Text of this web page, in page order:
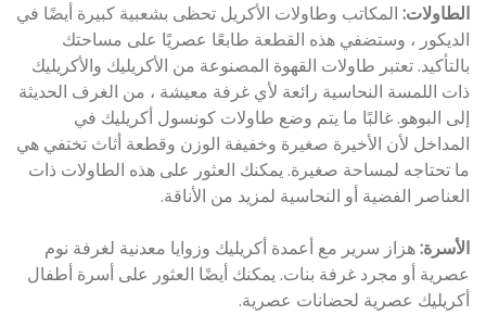
الطاولات: المكاتب وطاولات الأكريل تحظى بشعبية كبيرة أيضًا في
الديكور ، وستضفي هذه القطعة طابعًا عصريًا على مساحتك
بالتأكيد. تعتبر طاولات القهوة المصنوعة من الأكريليك والأكريليك
ذات اللمسة النحاسية رائعة لأي غرفة معيشة ، من الغرف الحديثة
إلى البوهو. غالبًا ما يتم وضع طاولات كونسول أكريليك في
المداخل لأن الأخيرة صغيرة وخفيفة الوزن وقطعة أثاث تختفي هي
ما تحتاجه لمساحة صغيرة. يمكنك العثور على هذه الطاولات ذات
العناصر الفضية أو النحاسية لمزيد من الأناقة.
الأسرة:هزاز سرير مع أعمدة أكريليك وزوايا معدنية لغرفة نوم
عصرية أو مجرد غرفة بنات. يمكنك أيضًا العثور على أسرة أطفال
أكريليك عصرية لحضانات عصرية.